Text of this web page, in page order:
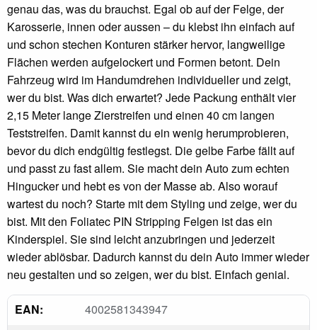
genau das, was du brauchst. Egal ob auf der Felge, der
Karosserie, innen oder aussen – du klebst ihn einfach auf
und schon stechen Konturen stärker hervor, langweilige
Flächen werden aufgelockert und Formen betont. Dein
Fahrzeug wird im Handumdrehen individueller und zeigt,
wer du bist. Was dich erwartet? Jede Packung enthält vier
2,15 Meter lange Zierstreifen und einen 40 cm langen
Teststreifen. Damit kannst du ein wenig herumprobieren,
bevor du dich endgültig festlegst. Die gelbe Farbe fällt auf
und passt zu fast allem. Sie macht dein Auto zum echten
Hingucker und hebt es von der Masse ab. Also worauf
wartest du noch? Starte mit dem Styling und zeige, wer du
bist. Mit den Foliatec PIN Stripping Felgen ist das ein
Kinderspiel. Sie sind leicht anzubringen und jederzeit
wieder ablösbar. Dadurch kannst du dein Auto immer wieder
neu gestalten und so zeigen, wer du bist. Einfach genial.
EAN:
4002581343947